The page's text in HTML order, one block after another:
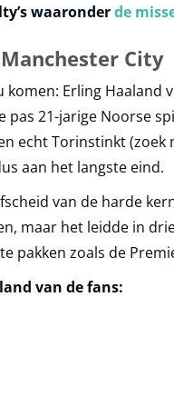
waaronderde
City
komen: Erling Haaland
pas 21-jarige Noorse
echt Torinstinkt
aan het langste eind.
van de harde
maar het leidde in
pakken zoals de
van de fans: